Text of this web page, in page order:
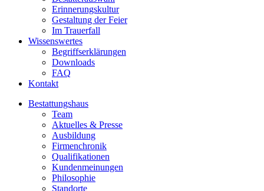
Erinnerungskultur
Gestaltung der Feier
Im Trauerfall
Wissenswertes
Begriffserklärungen
Downloads
FAQ
Kontakt
Bestattungshaus
Team
Aktuelles & Presse
Ausbildung
Firmenchronik
Qualifikationen
Kundenmeinungen
Philosophie
Standorte